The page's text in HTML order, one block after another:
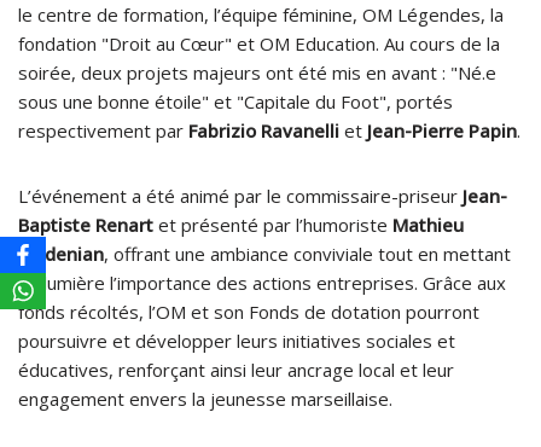
le centre de formation, l’équipe féminine, OM Légendes, la
fondation "Droit au Cœur" et OM Education. Au cours de la
soirée, deux projets majeurs ont été mis en avant : "Né.e
sous une bonne étoile" et "Capitale du Foot", portés
respectivement par Fabrizio Ravanelli et Jean-Pierre Papin.
L’événement a été animé par le commissaire-priseur Jean-
Baptiste Renart et présenté par l’humoriste Mathieu
Madenian, offrant une ambiance conviviale tout en mettant
en lumière l’importance des actions entreprises. Grâce aux
fonds récoltés, l’OM et son Fonds de dotation pourront
poursuivre et développer leurs initiatives sociales et
éducatives, renforçant ainsi leur ancrage local et leur
engagement envers la jeunesse marseillaise.